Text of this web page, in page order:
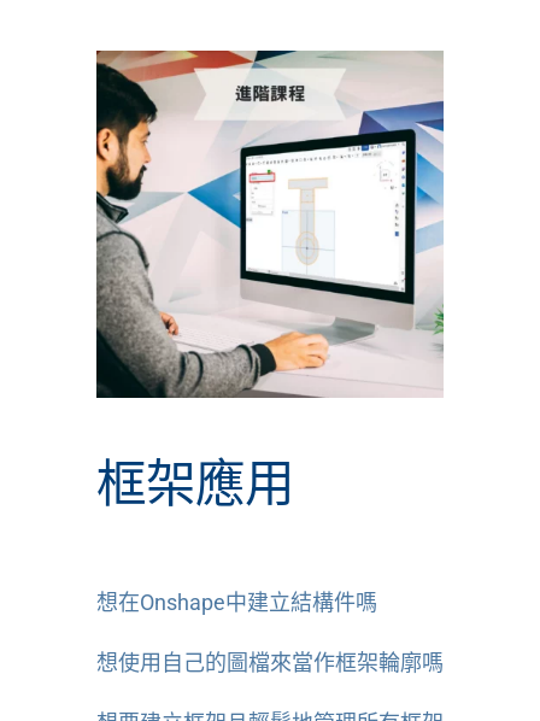
框架應用
想在Onshape中建立結構件嗎
想使用自己的圖檔來當作框架輪廓嗎